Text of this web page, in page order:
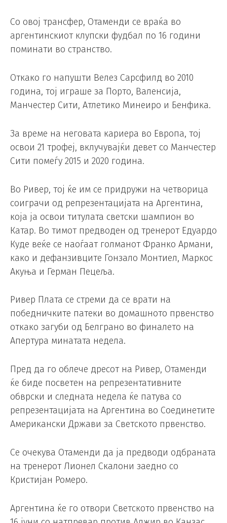
Со овој трансфер, Отаменди се враќа во
аргентинскиот клупски фудбал по 16 години
поминати во странство.
Откако го напушти Велез Сарсфилд во 2010
година, тој играше за Порто, Валенсија,
Манчестер Сити, Атлетико Минеиро и Бенфика.
За време на неговата кариера во Европа, тој
освои 21 трофеј, вклучувајќи девет со Манчестер
Сити помеѓу 2015 и 2020 година.
Во Ривер, тој ќе им се придружи на четворица
соиграчи од репрезентацијата на Аргентина,
која ја освои титулата светски шампион во
Катар. Во тимот предводен од тренерот Едуардо
Куде веќе се наоѓаат голманот Франко Армани,
како и дефанзивците Гонзало Монтиел, Маркос
Акуња и Герман Пецеља.
Ривер Плата се стреми да се врати на
победничките патеки во домашното првенство
откако загуби од Белграно во финалето на
Апертура минатата недела.
Пред да го облече дресот на Ривер, Отаменди
ќе биде посветен на репрезентативните
обврски и следната недела ќе патува со
репрезентацијата на Аргентина во Соединетите
Американски Држави за Светското првенство.
Се очекува Отаменди да ја предводи одбраната
на тренерот Лионел Скалони заедно со
Кристијан Ромеро.
Аргентина ќе го отвори Светското првенство на